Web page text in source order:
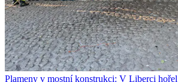
Plameny v mostní konstrukci: V Liberci